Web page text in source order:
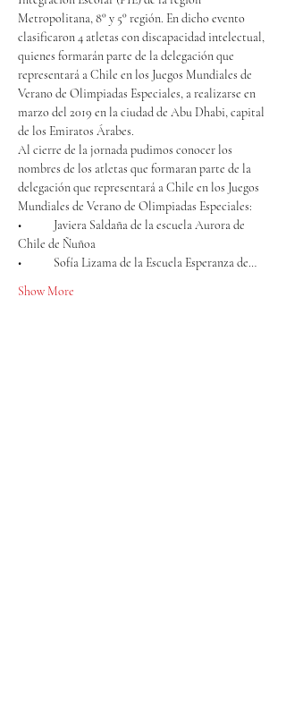
Metropolitana, 8° y 5° región. En dicho evento
clasificaron 4 atletas con discapacidad intelectual,
quienes formarán parte de la delegación que
representará a Chile en los Juegos Mundiales de
Verano de Olimpiadas Especiales, a realizarse en
marzo del 2019 en la ciudad de Abu Dhabi, capital
de los Emiratos Árabes.
Al cierre de la jornada pudimos conocer los
nombres de los atletas que formaran parte de la
delegación que representará a Chile en los Juegos
•	Javiera Saldaña de la escuela Aurora de
•	Sofía Lizama de la Escuela Esperanza de…
Show More